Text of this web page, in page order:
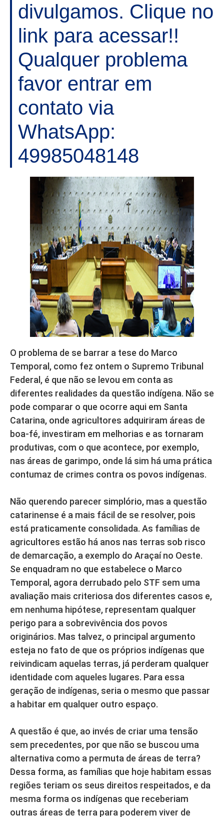
divulgamos. Clique no
link para acessar!!
Qualquer problema
favor entrar em
contato via
WhatsApp:
49985048148
O problema de se barrar a tese do Marco
Temporal, como fez ontem o Supremo Tribunal
Federal, é que não se levou em conta as
diferentes realidades da questão indígena. Não se
pode comparar o que ocorre aqui em Santa
Catarina, onde agricultores adquiriram áreas de
boa-fé, investiram em melhorias e as tornaram
produtivas, com o que acontece, por exemplo,
nas áreas de garimpo, onde lá sim há uma prática
contumaz de crimes contra os povos indígenas.
Não querendo parecer simplório, mas a questão
catarinense é a mais fácil de se resolver, pois
está praticamente consolidada. As famílias de
agricultores estão há anos nas terras sob risco
de demarcação, a exemplo do Araçaí no Oeste.
Se enquadram no que estabelece o Marco
Temporal, agora derrubado pelo STF sem uma
avaliação mais criteriosa dos diferentes casos e,
em nenhuma hipótese, representam qualquer
perigo para a sobrevivência dos povos
originários. Mas talvez, o principal argumento
esteja no fato de que os próprios indígenas que
reivindicam aquelas terras, já perderam qualquer
identidade com aqueles lugares. Para essa
geração de indígenas, seria o mesmo que passar
a habitar em qualquer outro espaço.
A questão é que, ao invés de criar uma tensão
sem precedentes, por que não se buscou uma
alternativa como a permuta de áreas de terra?
Dessa forma, as famílias que hoje habitam essas
regiões teriam os seus direitos respeitados, e da
mesma forma os indígenas que receberiam
outras áreas de terra para poderem viver de